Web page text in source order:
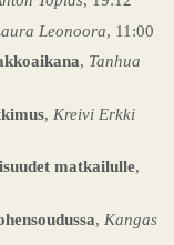
Leonoora, 11:00
, Tanhua
, Kreivi Erkki
matkailulle,
, Kangas